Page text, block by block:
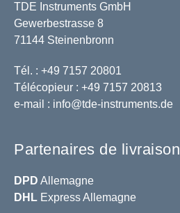
TDE Instruments GmbH
Gewerbestrasse 8
71144 Steinenbronn
Tél. : +49 7157 20801
Télécopieur : +49 7157 20813
e-mail : info@tde-instruments.de
Partenaires de livraison
DPD Allemagne
DHL Express Allemagne